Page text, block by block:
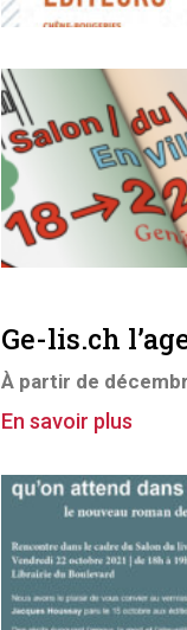
Ge-lis.ch
À partir de
En savoir plus